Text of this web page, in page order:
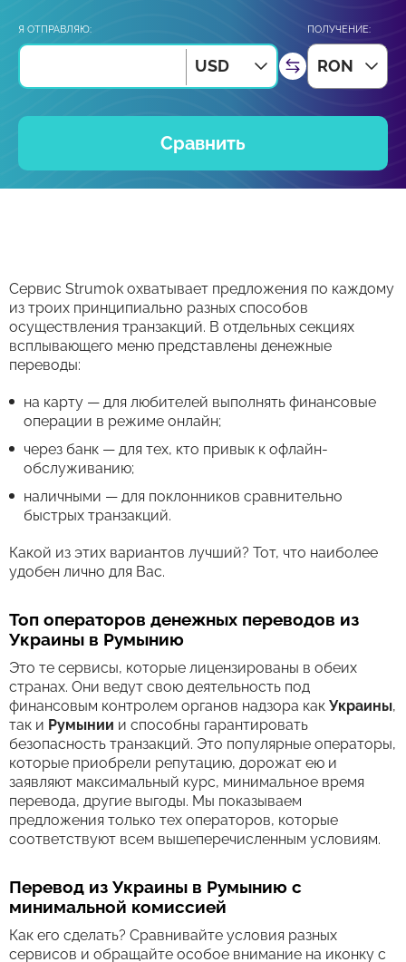
Я ОТПРАВЛЯЮ:
USD
ПОЛУЧЕНИЕ:
RON
Сравнить
Сервис Strumok охватывает предложения по каждому
из троих принципиально разных способов
осуществления транзакций. В отдельных секциях
всплывающего меню представлены денежные
переводы:
на карту — для любителей выполнять финансовые
операции в режиме онлайн;
через банк — для тех, кто привык к офлайн-
обслуживанию;
наличными — для поклонников сравнительно
быстрых транзакций.
Какой из этих вариантов лучший? Тот, что наиболее
удобен лично для Вас.
Топ операторов денежных переводов из
Украины в Румынию
Это те сервисы, которые лицензированы в обеих
странах. Они ведут свою деятельность под
финансовым контролем органов надзора как Украины,
так и Румынии и способны гарантировать
безопасность транзакций. Это популярные операторы,
которые приобрели репутацию, дорожат ею и
заявляют максимальный курс, минимальное время
перевода, другие выгоды. Мы показываем
предложения только тех операторов, которые
соответствуют всем вышеперечисленным условиям.
Перевод из Украины в Румынию с
минимальной комиссией
Как его сделать? Сравнивайте условия разных
сервисов и обращайте особое внимание на иконку с